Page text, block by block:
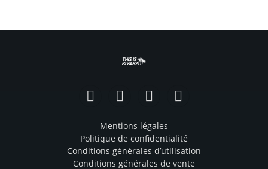
FacebookInstagramTikTok YouTube
Mentions légales
Politique de confidentialité
Conditions générales d’utilisation
Conditions générales de vente